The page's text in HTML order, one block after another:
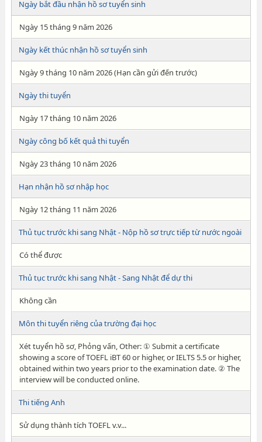
Ngày bắt đầu nhận hồ sơ tuyển sinh
Ngày 15 tháng 9 năm 2026
Ngày kết thúc nhận hồ sơ tuyển sinh
Ngày 9 tháng 10 năm 2026 (Hạn cần gửi đến trước)
Ngày thi tuyển
Ngày 17 tháng 10 năm 2026
Ngày công bố kết quả thi tuyển
Ngày 23 tháng 10 năm 2026
Hạn nhận hồ sơ nhập học
Ngày 12 tháng 11 năm 2026
Thủ tục trước khi sang Nhật - Nộp hồ sơ trực tiếp từ nước ngoài
Có thể được
Thủ tục trước khi sang Nhật - Sang Nhật để dự thi
Không cần
Môn thi tuyển riêng của trường đại học
Xét tuyển hồ sơ, Phỏng vấn, Other: ① Submit a certificate
showing a score of TOEFL iBT 60 or higher, or IELTS 5.5 or higher,
obtained within two years prior to the examination date. ② The
interview will be conducted online.
Thi tiếng Anh
Sử dụng thành tích TOEFL v.v...